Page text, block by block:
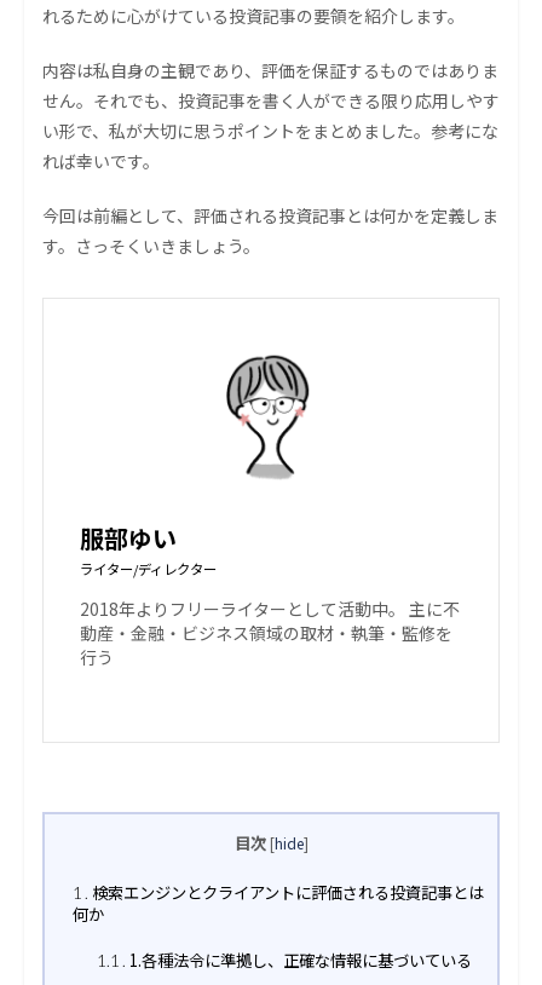
れるために心がけている投資記事の要領を紹介します。
内容は私自身の主観であり、評価を保証するものではありま
せん。それでも、投資記事を書く人ができる限り応用しやす
い形で、私が大切に思うポイントをまとめました。参考にな
れば幸いです。
今回は前編として、評価される投資記事とは何かを定義しま
す。さっそくいきましょう。
服部ゆい
ライター/ディレクター
2018年よりフリーライターとして活動中。 主に不
動産・金融・ビジネス領域の取材・執筆・監修を
行う
目次 [hide]
1
検索エンジンとクライアントに評価される投資記事とは
何か
1.1 1.各種法令に準拠し、正確な情報に基づいている